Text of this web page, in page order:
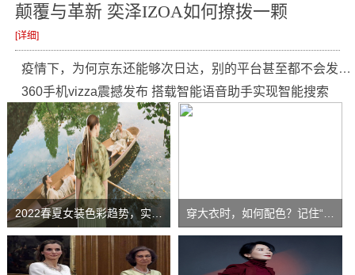
颠覆与革新 奕泽IZOA如何撩拨一颗
[详细]
疫情下，为何京东还能够次日达，别的平台甚至都不会发货。
360手机vizza震撼发布 搭载智能语音助手实现智能搜索
2022春夏女装色彩趋势，实用性与可